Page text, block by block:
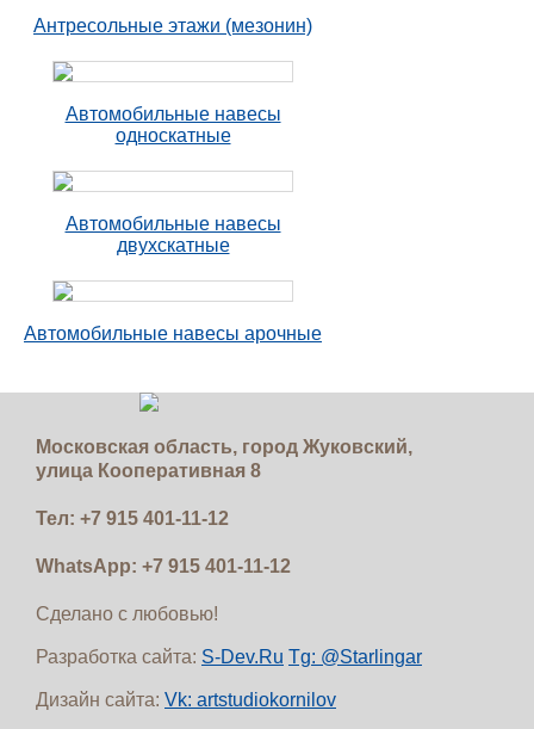
Антресольные этажи (мезонин)
Автомобильные навесы
односкатные
Автомобильные навесы
двухскатные
Автомобильные навесы арочные
Московская область, город Жуковский,
улица Кооперативная 8
Тел: +7 915 401-11-12
WhatsApp: +7 915 401-11-12
Сделано с любовью!
Разработка сайта: S-Dev.Ru Tg: @Starlingar
Дизайн сайта: Vk: artstudiokornilov